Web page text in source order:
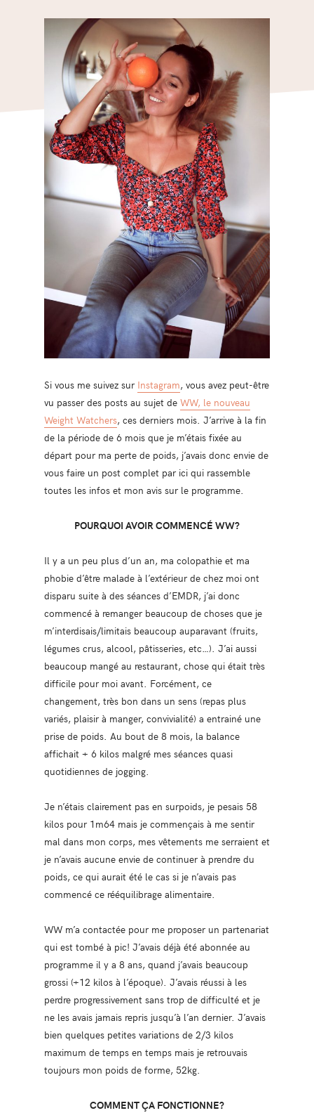
Si vous me suivez sur Instagram, vous avez peut-être
vu passer des posts au sujet de WW, le nouveau
Weight Watchers, ces derniers mois. J’arrive à la fin
de la période de 6 mois que je m’étais fixée au
départ pour ma perte de poids, j’avais donc envie de
vous faire un post complet par ici qui rassemble
toutes les infos et mon avis sur le programme.
POURQUOI AVOIR COMMENCÉ WW?
Il y a un peu plus d’un an, ma colopathie et ma
phobie d’être malade à l’extérieur de chez moi ont
disparu suite à des séances d’EMDR, j’ai donc
commencé à remanger beaucoup de choses que je
m’interdisais/limitais beaucoup auparavant (fruits,
légumes crus, alcool, pâtisseries, etc…). J’ai aussi
beaucoup mangé au restaurant, chose qui était très
difficile pour moi avant. Forcément, ce
changement, très bon dans un sens (repas plus
variés, plaisir à manger, convivialité) a entrainé une
prise de poids. Au bout de 8 mois, la balance
affichait + 6 kilos malgré mes séances quasi
quotidiennes de jogging.
Je n’étais clairement pas en surpoids, je pesais 58
kilos pour 1m64 mais je commençais à me sentir
mal dans mon corps, mes vêtements me serraient et
je n’avais aucune envie de continuer à prendre du
poids, ce qui aurait été le cas si je n’avais pas
commencé ce rééquilibrage alimentaire.
WW m’a contactée pour me proposer un partenariat
qui est tombé à pic! J’avais déjà été abonnée au
programme il y a 8 ans, quand j’avais beaucoup
grossi (+12 kilos à l’époque). J’avais réussi à les
perdre progressivement sans trop de difficulté et je
ne les avais jamais repris jusqu’à l’an dernier. J’avais
bien quelques petites variations de 2/3 kilos
maximum de temps en temps mais je retrouvais
toujours mon poids de forme, 52kg.
COMMENT ÇA FONCTIONNE?